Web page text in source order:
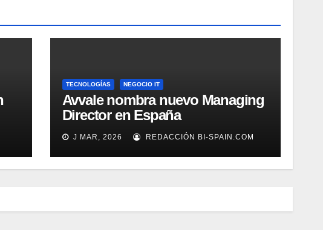
TECNOLOGÍAS NEGOCIO IT
Avvale nombra nuevo Managing
Director en España
J MAR, 2026 REDACCIÓN BI-SPAIN.COM